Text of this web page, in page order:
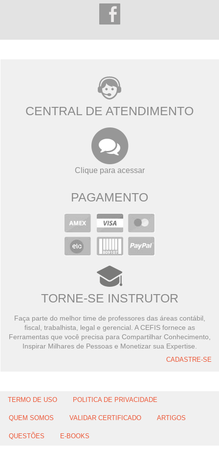
CENTRAL DE ATENDIMENTO
Clique para acessar
PAGAMENTO
TORNE-SE INSTRUTOR
Faça parte do melhor time de professores das áreas contábil,
fiscal, trabalhista, legal e gerencial. A CEFIS fornece as
Ferramentas que você precisa para Compartilhar Conhecimento,
Inspirar Milhares de Pessoas e Monetizar sua Expertise.
CADASTRE-SE
TERMO DE USO POLITICA DE PRIVACIDADE
QUEM SOMOS VALIDAR CERTIFICADO ARTIGOS
QUESTÕES E-BOOKS